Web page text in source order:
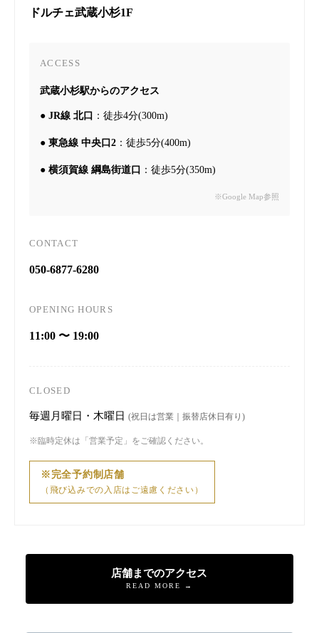
ドルチェ武蔵小杉1F
ACCESS
武蔵小杉駅からのアクセス
● JR線 北口 ：徒歩4分(300m)
● 東急線 中央口2 ：徒歩5分(400m)
● 横須賀線 綱島街道口 ：徒歩5分(350m)
※Google Map参照
CONTACT
050-6877-6280
OPENING HOURS
11:00 〜 19:00
CLOSED
毎週月曜日・木曜日 (祝日は営業｜振替店休日有り)
※臨時定休は「営業予定」をご確認ください。
※完全予約制店舗
（飛び込みでの入店はご遠慮ください）
店舗までのアクセス
READ MORE →